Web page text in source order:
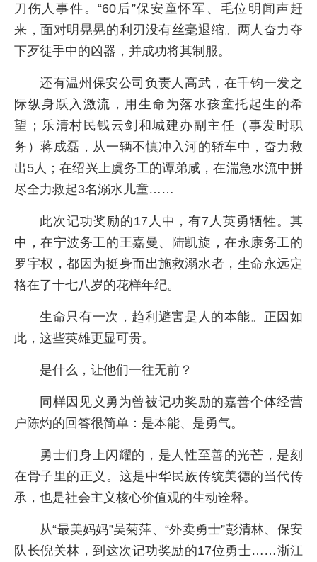
刀伤人事件。“60后”保安童怀军、毛位明闻声赶
来，面对明晃晃的利刃没有丝毫退缩。两人奋力夺
下歹徒手中的凶器，并成功将其制服。
还有温州保安公司负责人高武，在千钧一发之
际纵身跃入激流，用生命为落水孩童托起生的希
望；乐清村民钱云剑和城建办副主任（事发时职
务）蒋成磊，从一辆不慎冲入河的轿车中，奋力救
出5人；在绍兴上虞务工的谭弟咸，在湍急水流中拼
尽全力救起3名溺水儿童……
此次记功奖励的17人中，有7人英勇牺牲。其
中，在宁波务工的王嘉曼、陆凯旋，在永康务工的
罗宇权，都因为挺身而出施救溺水者，生命永远定
格在了十七八岁的花样年纪。
生命只有一次，趋利避害是人的本能。正因如
此，这些英雄更显可贵。
是什么，让他们一往无前？
同样因见义勇为曾被记功奖励的嘉善个体经营
户陈灼的回答很简单：是本能、是勇气。
勇士们身上闪耀的，是人性至善的光芒，是刻
在骨子里的正义。这是中华民族传统美德的当代传
承，也是社会主义核心价值观的生动诠释。
从“最美妈妈”吴菊萍、“外卖勇士”彭清林、保安
队长倪关林，到这次记功奖励的17位勇士……浙江